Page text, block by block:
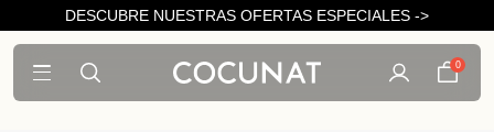
DESCUBRE NUESTRAS OFERTAS ESPECIALES ->
0